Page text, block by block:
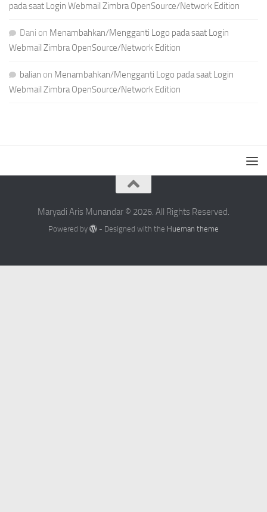
pada saat Login Webmail Zimbra OpenSource/Network Edition
Dani on Menambahkan/Mengganti Logo pada saat Login
Webmail Zimbra OpenSource/Network Edition
balian on Menambahkan/Mengganti Logo pada saat Login
Webmail Zimbra OpenSource/Network Edition
Maryadi Aris Munandar © 2026. All Rights Reserved.
Powered by - Designed with the Hueman theme